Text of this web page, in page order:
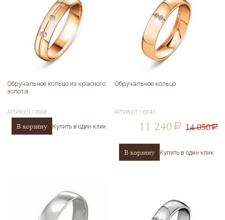
Обручальное кольцо из красного
золота
АРТИКУЛ7-0006
В корзину Купить в один клик
Обручальное кольцо
АРТИКУЛ7-0042
11 240 a 14 050a
В корзину Купить в один клик